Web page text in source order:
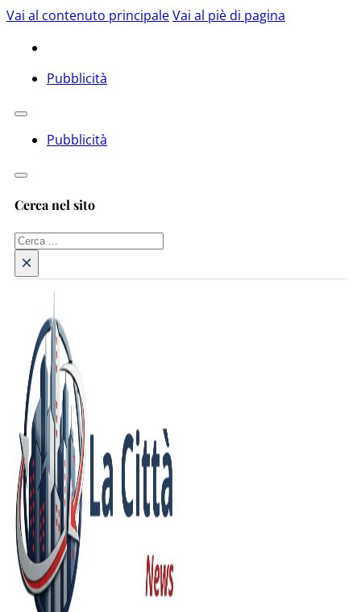
Vai al contenuto principaleVai al piè di pagina
Pubblicità
Pubblicità
Cerca nel sito
Cerca
×